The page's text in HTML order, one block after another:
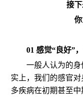
接
01 感觉“良好”
一般人认为的
实上，我们的感官
多疾病在初期甚至